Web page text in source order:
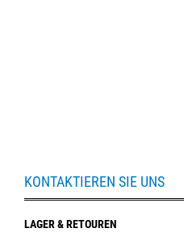
KONTAKTIEREN SIE UNS
LAGER & RETOUREN